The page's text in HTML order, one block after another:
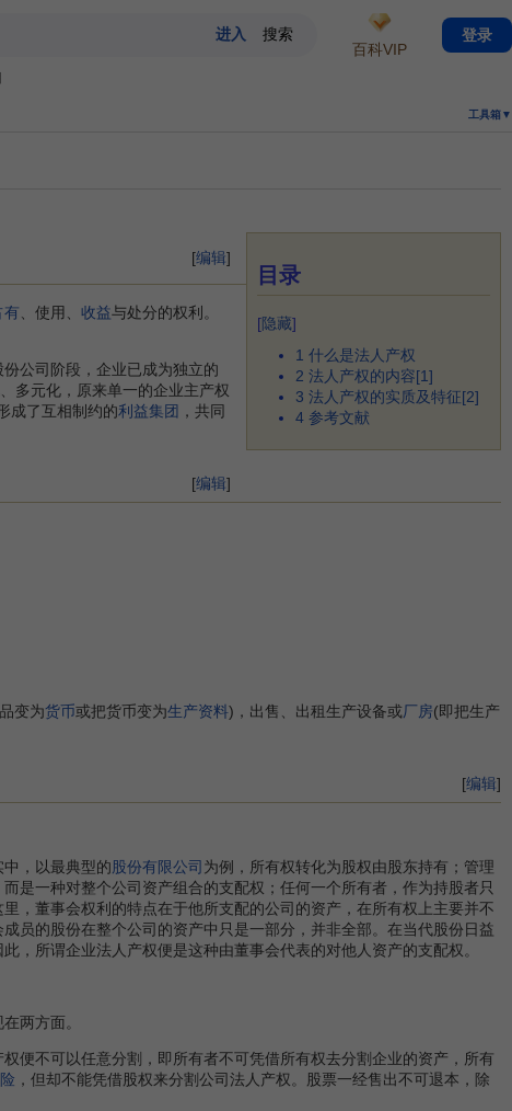
工具箱▼
目录
[隐藏]
1 什么是法人产权
2 法人产权的内容[1]
3 法人产权的实质及特征[2]
4 参考文献
[编辑]
有、使用、 收益与处分的权利。
公司阶段，企业已成为独立的
多元化，原来单一的企业主产权
成了互相制约的利益集团 ，共同
[编辑]
变为货币或把货币变为生产资料)，出售、出租生产设备或厂房(即把生产
[编辑]
，以最典型的股份有限公司 为例，所有权转化为股权由股东持有；管理
是一种对整个公司资产组合的支配权；任何一个所有者，作为持股者只
，董事会权利的特点在于他所支配的公司的资产，在所有权上主要并不
员的股份在整个公司的资产中只是一部分，并非全部。在当代股份日益
，所谓企业法人产权便是这种由董事会代表的对他人资产的支配权。
两方面。
不可以任意分割，即所有者不可凭借所有权去分割企业的资产，所有
，但却不能凭借股权来分割公司法人产权。股票一经售出不可退本，除
百科VIP
登录